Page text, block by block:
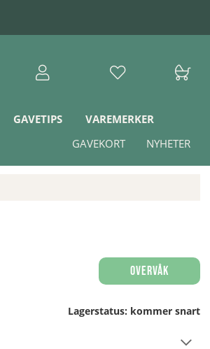
GAVETIPS
VAREMERKER
NYHETER
GAVEKORT
Overvåk
Lagerstatus: kommer snart